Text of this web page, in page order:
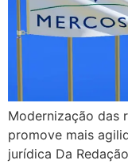
Modernização das
promove mais
jurídica Da